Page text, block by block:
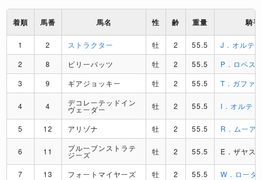
着順 馬番 馬名 性 齢 重量 騎手
1 2 ストラクター 牡 2 55.5
J．オルテ
2
8 ビリーバッツ 牡 2 55.5
P．ロペス
3
9 ギアジョッキー 牡 2 55.5 T．ガファ
4 4 デコレーテッドイン
ヴェーダー 牡 2 55.5 I．オルテ
5 12 アリゾナ 牡 2 55.5 R．ムーア
6 11 プルーブンストラテ
ジーズ 牡 2 55.5 E．ザヤス
7 13 フォートマイヤーズ 牡 2 55.5
W．ローダ